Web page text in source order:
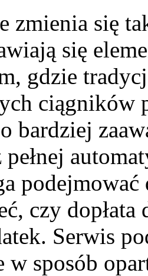
zmienia się
się
gdzie
ciągników
bardziej
pełnej
czy
Serwis
sposób